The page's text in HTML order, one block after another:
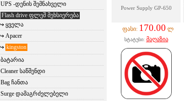
UPS -დენის შემნახველი
Flash drive ფლეშ მეხსიერება
ყველა
Apacer
kingston
ბატარია
Cleaner საწმენდი
Bag ჩანთა
Surge დამაგრძელებელი
Power Supply GP-650
ფასი: 170.00 ლ
სტატუსი: მაღაზია